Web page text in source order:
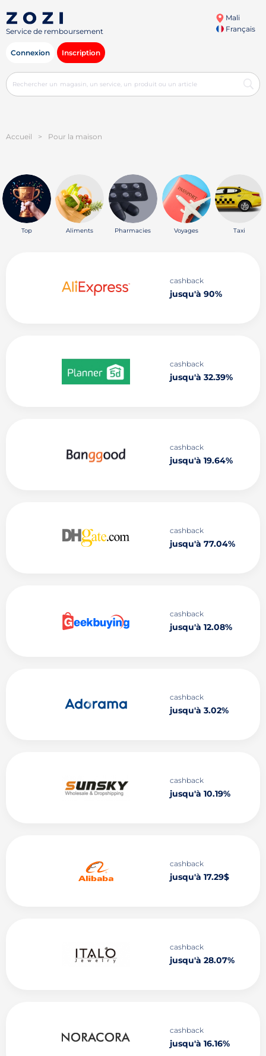
Service de remboursement
Mali
Français
Connexion Inscription
Accueil > Pour la maison
Top Aliments Pharmacies Voyages Taxi
cashback
jusqu'à 90%
cashback
jusqu'à 32.39%
cashback
jusqu'à 19.64%
cashback
jusqu'à 77.04%
cashback
jusqu'à 12.08%
cashback
jusqu'à 3.02%
cashback
jusqu'à 10.19%
cashback
jusqu'à 17.29$
cashback
jusqu'à 28.07%
cashback
jusqu'à 16.16%